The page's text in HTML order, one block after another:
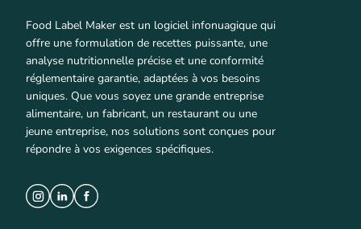
Food Label Maker est un logiciel infonuagique qui
offre une formulation de recettes puissante, une
analyse nutritionnelle précise et une conformité
réglementaire garantie, adaptées à vos besoins
uniques. Que vous soyez une grande entreprise
alimentaire, un fabricant, un restaurant ou une
jeune entreprise, nos solutions sont conçues pour
répondre à vos exigences spécifiques.